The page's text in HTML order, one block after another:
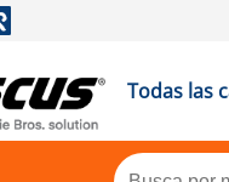
Todas las